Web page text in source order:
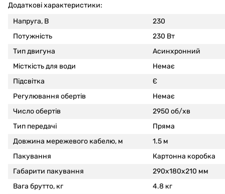
Додаткові характеристики:
Напруга, В
230
Потужність
230 Вт
Тип двигуна
Асинхронний
Місткість для води
Немає
Підсвітка
Є
Регулювання обертів
Немає
Число обертів
2950 об/хв
Тип передачі
Пряма
Довжина мережевого кабелю, м
1.5 м
Пакування
Картонна коробка
Габарити пакування
290х180х210 мм
Вага брутто, кг
4.8 кг